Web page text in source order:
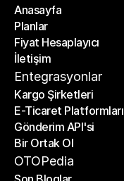
Anasayfa
Anasayfa
Planlar
Planlar
Fiyat Hesaplayıcı
Fiyat Hesaplayıcı
İletişim
İletişim
Entegrasyonlar
Kargo Şirketleri
Kargo Şirketleri
E-Ticaret Platformları
E-Ticaret Platformları
Gönderim API'si
Gönderim API'si
Bir Ortak Ol
Bir Ortak Ol
OTOPedia